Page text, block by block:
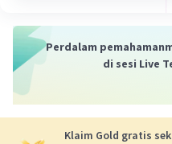
Beri Rating·0.0(0)
Perdalam
di sesi Live
Klaim Gold gratis